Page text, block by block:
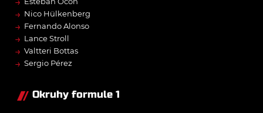
→ Nico Hülkenberg
→ Fernando Alonso
→ Lance Stroll
→ Valtteri Bottas
→ Sergio Pérez
Okruhy formule 1